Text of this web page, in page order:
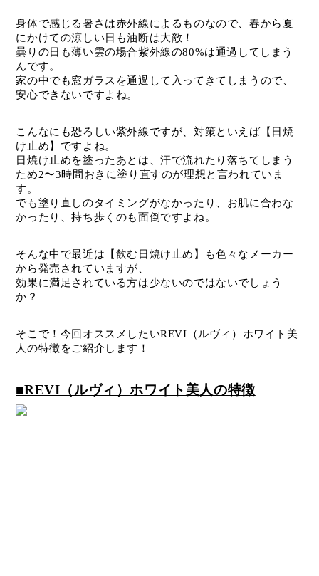
身体で感じる暑さは赤外線によるものなので、春から夏
にかけての涼しい日も油断は大敵！
曇りの日も薄い雲の場合紫外線の80%は通過してしまう
んです。
家の中でも窓ガラスを通過して入ってきてしまうので、
安心できないですよね。
こんなにも恐ろしい紫外線ですが、対策といえば【日焼
け止め】ですよね。
日焼け止めを塗ったあとは、汗で流れたり落ちてしまう
ため2〜3時間おきに塗り直すのが理想と言われていま
す。
でも塗り直しのタイミングがなかったり、お肌に合わな
かったり、持ち歩くのも面倒ですよね。
そんな中で最近は【飲む日焼け止め】も色々なメーカー
から発売されていますが、
効果に満足されている方は少ないのではないでしょう
か？
そこで！今回オススメしたいREVI（ルヴィ）ホワイト美
人の特徴をご紹介します！
■REVI（ルヴィ）ホワイト美人の特徴